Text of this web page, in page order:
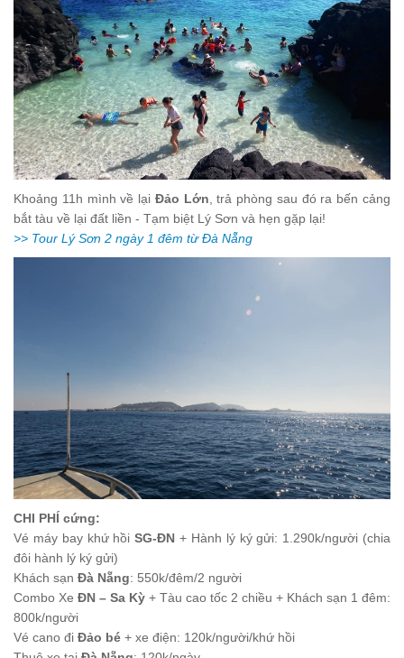
Khoảng 11h mình về lại Đảo Lớn, trả phòng sau đó ra bến cảng
bắt tàu về lại đất liền - Tạm biệt Lý Sơn và hẹn gặp lại!
>> Tour Lý Sơn 2 ngày 1 đêm từ Đà Nẵng
CHI PHÍ cứng:
Vé máy bay khứ hồiSG-ĐN + Hành lý ký gửi: 1.290k/người (chia
đôi hành lý ký gửi)
Khách sạn Đà Nẵng: 550k/đêm/2 người
Combo Xe ĐN – Sa Kỳ + Tàu cao tốc 2 chiều + Khách sạn 1 đêm:
800k/người
Vé cano đi Đảo bé + xe điện: 120k/người/khứ hồi